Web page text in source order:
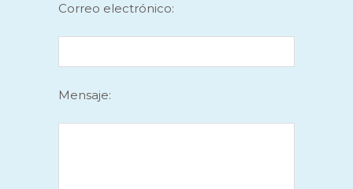
Correo electrónico:
Mensaje: